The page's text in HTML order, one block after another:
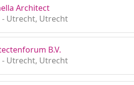
Architect
- Utrecht, Utrecht
B.V.
- Utrecht, Utrecht